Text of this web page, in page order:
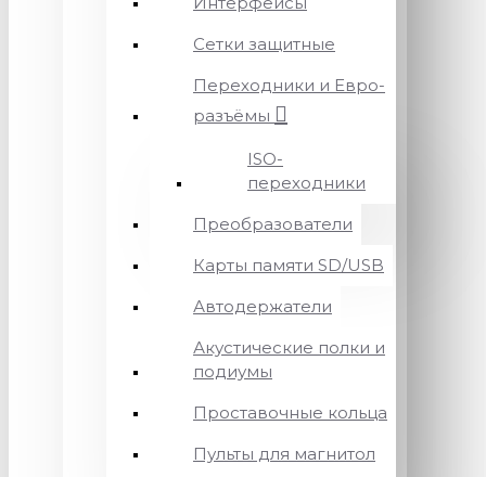
Сетки защитные
Переходники и Евро-
разъёмы
ISO-
переходники
Преобразователи
Карты памяти SD/USB
Автодержатели
Акустические полки и
подиумы
Проставочные кольца
Пульты для магнитол